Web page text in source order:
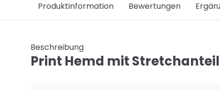
Produktinformation Bewertungen
Beschreibung
Print Hemd mit